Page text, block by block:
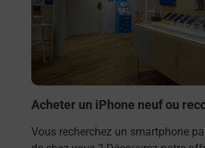
Acheter un iPhone neuf ou
Vous recherchez un smartphone